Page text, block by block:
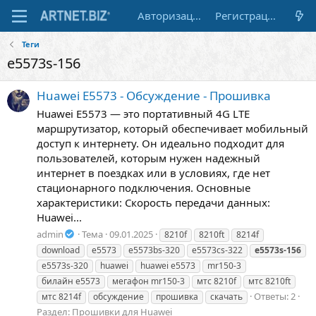
Авторизация Регистрация
Теги
e5573s-156
Huawei E5573 - Обсуждение - Прошивка
Huawei E5573 — это портативный 4G LTE
маршрутизатор, который обеспечивает мобильный
доступ к интернету. Он идеально подходит для
пользователей, которым нужен надежный
интернет в поездках или в условиях, где нет
стационарного подключения. Основные
характеристики: Скорость передачи данных:
Huawei...
admin Тема 09.01.2025 8210f 8210ft
8214f
download
e5573 e5573bs-320 e5573cs-322
e5573s-156
e5573s-320
huawei huawei e5573
mr150-3
билайн е5573
мегафон mr150-3 мтс 8210f
мтс 8210ft
мтс 8214f
обсуждение прошивка скачать
Ответы: 2
Раздел: Прошивки для Huawei